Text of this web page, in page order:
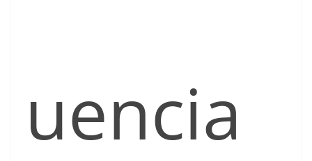
uencia